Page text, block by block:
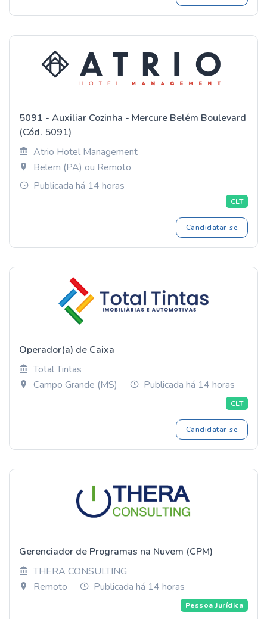
5091 - Auxiliar Cozinha - Mercure Belém Boulevard
(Cód. 5091)
Atrio Hotel Management
Belem (PA) ou Remoto
Publicada há 14 horas
CLT
Candidatar-se
Operador(a) de Caixa
Total Tintas
Campo Grande (MS)
Publicada há 14 horas
CLT
Candidatar-se
Gerenciador de Programas na Nuvem (CPM)
THERA CONSULTING
Remoto
Publicada há 14 horas
Pessoa Jurídica